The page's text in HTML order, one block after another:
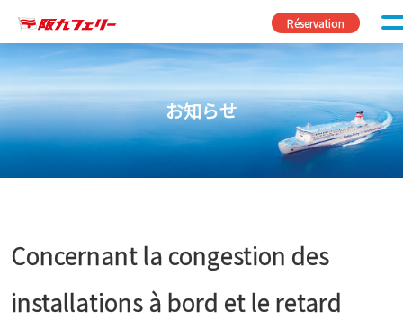
Réservation
お知らせ
Concernant la congestion des
installations à bord et le retard